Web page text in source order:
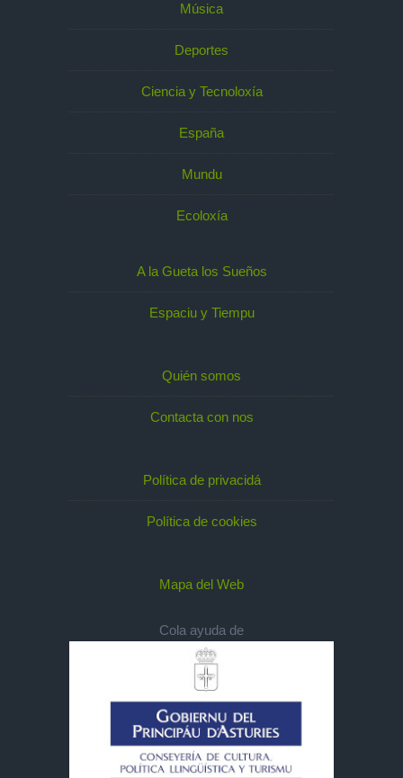
Música
Deportes
Ciencia y Tecnoloxía
España
Mundu
Ecoloxía
A la Gueta los Sueños
Espaciu y Tiempu
Quién somos
Contacta con nos
Política de privacidá
Política de cookies
Mapa del Web
Cola ayuda de